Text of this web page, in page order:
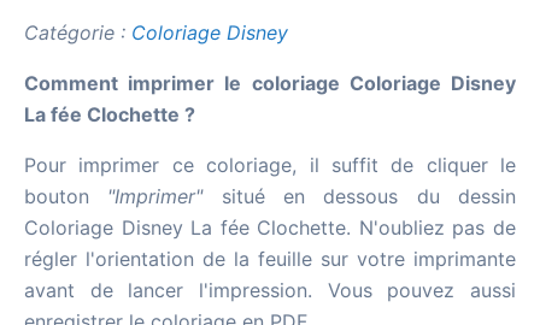
Catégorie : Coloriage Disney
Comment imprimer le coloriage Coloriage Disney
La fée Clochette ?
Pour imprimer ce coloriage, il suffit de cliquer le
bouton "Imprimer"situé en dessous du dessin
Coloriage Disney La fée Clochette. N'oubliez pas de
régler l'orientation de la feuille sur votre imprimante
avant de lancer l'impression. Vous pouvez aussi